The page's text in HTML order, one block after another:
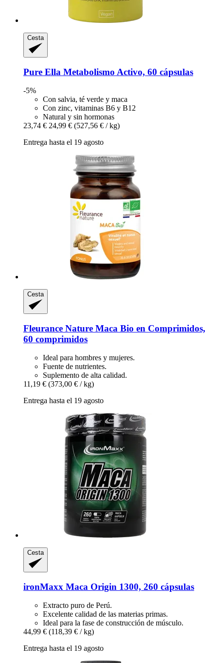
Cesta
Pure Ella Metabolismo Activo, 60 cápsulas
-5%
Con salvia, té verde y maca
Con zinc, vitaminas B6 y B12
Natural y sin hormonas
23,74 € 24,99 € (527,56 € / kg)
Entrega hasta el 19 agosto
Cesta
Fleurance Nature Maca Bio en Comprimidos,
60 comprimidos
Ideal para hombres y mujeres.
Fuente de nutrientes.
Suplemento de alta calidad.
11,19 € (373,00 € / kg)
Entrega hasta el 19 agosto
Cesta
ironMaxx Maca Origin 1300, 260 cápsulas
Extracto puro de Perú.
Excelente calidad de las materias primas.
Ideal para la fase de construcción de músculo.
44,99 € (118,39 € / kg)
Entrega hasta el 19 agosto